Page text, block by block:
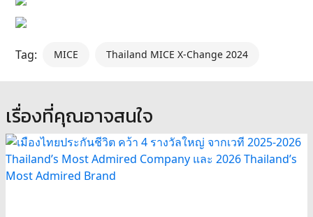
Tag: MICE Thailand MICE X-Change 2024
เรื่องที่คุณอาจสนใจ